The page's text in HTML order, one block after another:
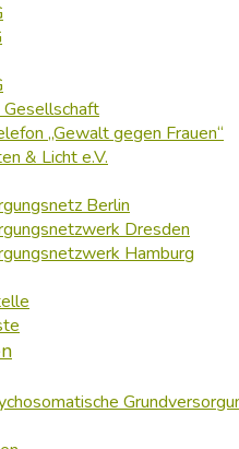
Gesellschaft
„Gewalt gegen Frauen“
& Licht e.V.
Berlin
Dresden
Hamburg